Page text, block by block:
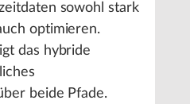
sowohl stark
optimieren.
das hybride
beide Pfade.